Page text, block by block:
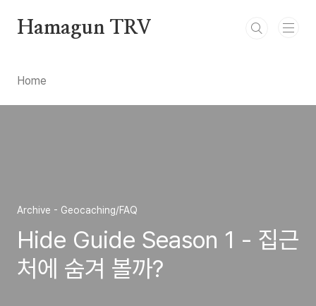
Hamagun TRV
Home
Archive - Geocaching/FAQ
Hide Guide Season 1 - 집근
처에 숨겨 볼까?